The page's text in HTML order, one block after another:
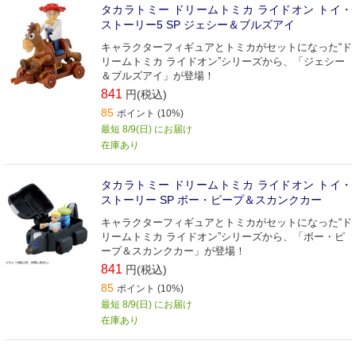
タカラトミー ドリームトミカ ライドオン トイ・
ストーリー5 SP ジェシー＆ブルズアイ
キャラクターフィギュアとトミカがセットになった“ド
リームトミカ ライドオン”シリーズから、「ジェシー
＆ブルズアイ」が登場！
841 円(税込)
85 ポイント (10%)
最短 8/9(日) にお届け
在庫あり
タカラトミー ドリームトミカ ライドオン トイ・
ストーリー SP ボー・ピープ＆スカンクカー
キャラクターフィギュアとトミカがセットになった“ド
リームトミカ ライドオン”シリーズから、「ボー・ピ
ープ＆スカンクカー」が登場！
841 円(税込)
85 ポイント (10%)
最短 8/9(日) にお届け
在庫あり